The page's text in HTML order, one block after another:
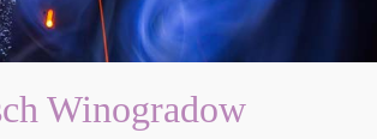
Winogradow